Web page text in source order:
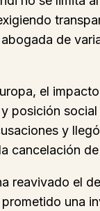
de
el
posición
y
cancelación
reavivado el
una